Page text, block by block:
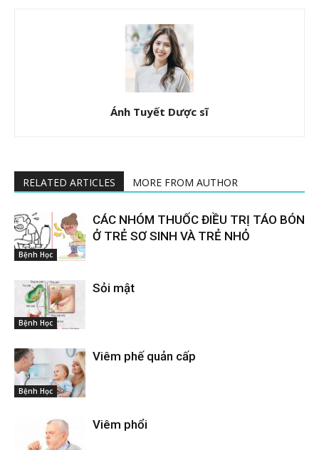
Ánh Tuyết Dược sĩ
RELATED ARTICLES MORE FROM AUTHOR
Bệnh Học
CÁC NHÓM THUỐC ĐIỀU TRỊ TÁO BÓN
Ở TRẺ SƠ SINH VÀ TRẺ NHỎ
Bệnh Học
Sỏi mật
Bệnh Học
Viêm phế quản cấp
Viêm phổi